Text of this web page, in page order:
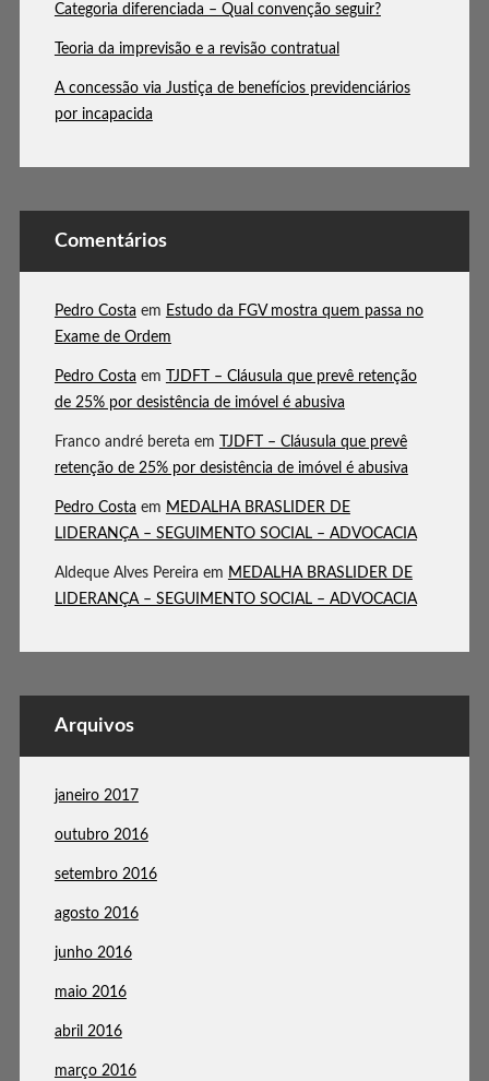
Categoria diferenciada – Qual convenção seguir?
Teoria da imprevisão e a revisão contratual
A concessão via Justiça de benefícios previdenciários
por incapacida
Comentários
Pedro Costa em Estudo da FGV mostra quem passa no
Exame de Ordem
Pedro Costa em
TJDFT – Cláusula que prevê retenção
de 25% por desistência de imóvel é abusiva
Franco andré bereta em
TJDFT – Cláusula que prevê
retenção de 25% por desistência de imóvel é abusiva
Pedro Costa em MEDALHA BRASLIDER DE
LIDERANÇA – SEGUIMENTO SOCIAL – ADVOCACIA
Aldeque Alves Pereira em MEDALHA BRASLIDER DE
LIDERANÇA – SEGUIMENTO SOCIAL – ADVOCACIA
Arquivos
janeiro 2017
outubro 2016
setembro 2016
agosto 2016
junho 2016
maio 2016
abril 2016
março 2016